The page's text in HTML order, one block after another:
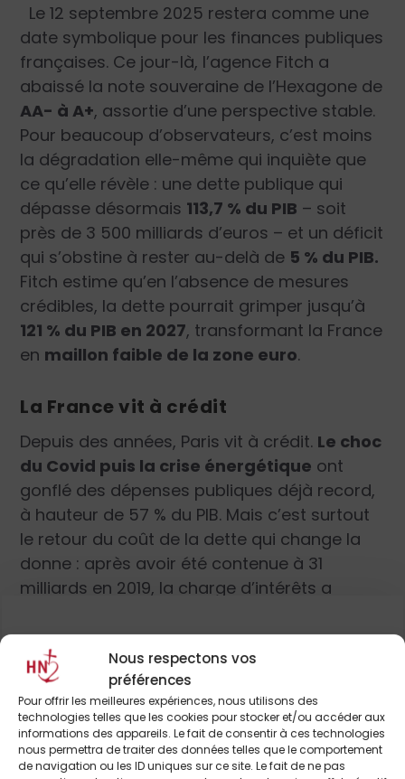
Nous respectons vos
préférences
Pour offrir les meilleures expériences, nous utilisons des
technologies telles que les cookies pour stocker et/ou accéder aux
informations des appareils. Le fait de consentir à ces technologies
nous permettra de traiter des données telles que le comportement
de navigation ou les ID uniques sur ce site. Le fait de ne pas
Le 12 septembre 2025 restera comme une
date symbolique pour les finances publiques
françaises. Ce jour-là, l’agence Fitch a
abaissé la note souveraine de l’Hexagone de
AA- à A+, assortie d’une perspective stable.
Pour beaucoup d’observateurs, c’est moins
la dégradation elle-même qui inquiète que
ce qu’elle révèle : une dette publique qui
dépasse désormais 113,7 % du PIB – soit
près de 3 500 milliards d’euros – et un déficit
qui s’obstine à rester au-delà de 5 % du PIB.
Fitch estime qu’en l’absence de mesures
crédibles, la dette pourrait grimper jusqu’à
121 % du PIB en 2027, transformant la France
en maillon faible de la zone euro.
La France vit à crédit
Depuis des années, Paris vit à crédit. Le choc
du Covid puis la crise énergétique ont
gonflé des dépenses publiques déjà record,
à hauteur de 57 % du PIB. Mais c’est surtout
le retour du coût de la dette qui change la
donne : après avoir été contenue à 31
milliards en 2019, la charge d’intérêts a
devrait encore représenter 66 milliards en
2025. Dans un contexte de taux plus élevés,
le symbole est brutal : pour la première fois,
la France emprunte à dix ans à un coût
supérieur à celui de l’Italie, soit3,48 %
contre 3,47 %début septembre. Longtemps
Pour continuer à lire cet
article
et de nombreux autres